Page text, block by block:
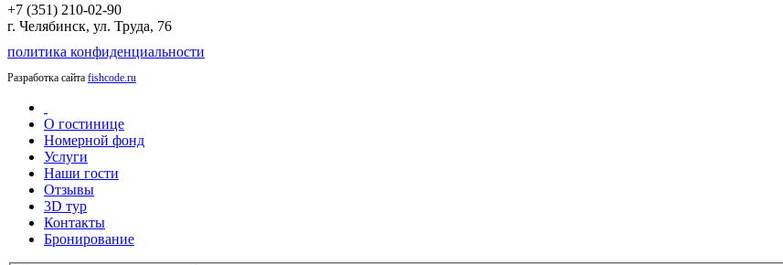
+7 (351) 210-02-90
г. Челябинск, ул. Труда, 76
политика конфиденциальности
Разработка сайта fishcode.ru
О гостинице
Номерной фонд
Услуги
Наши гости
Отзывы
3D тур
Контакты
Бронирование